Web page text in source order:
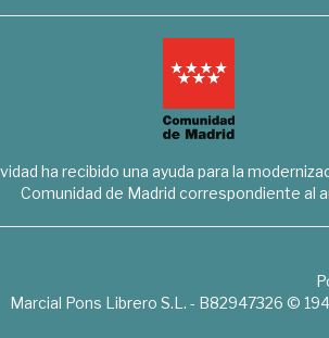
ha recibido una ayuda para la
Comunidad de Madrid correspondiente al
Marcial Pons Librero S.L. - B82947326 ©